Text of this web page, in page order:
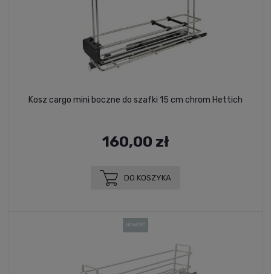
Kosz cargo mini boczne do szafki 15 cm chrom Hettich
160,00 zł
DO KOSZYKA
NOWOŚĆ